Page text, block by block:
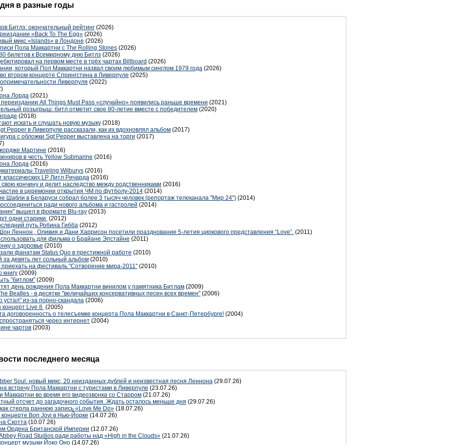
в разные годы
Битлз: окончательный рейтинг (2026)
«Back To The Egg» (2026)
микс «Islands» в Лондоне (2026)
Пола Маккартни с The Rolling Stones (2026)
билетов к Всемирному дню Битлз (2026)
на первом месте в трёх чартах Billboard (2026)
который Пол Маккартни назвал своим любимым синглом 1979 года (2026)
втором концерте Спрингстина в Ливерпуле (2025)
Ливерпуля (2022)
Лорда (2021)
All Things Must Pass «случайно» появились раньше времени (2021)
розыгрыш: битл отметит свое 80-летие вместе с победителем (2020)
(2018)
искать и слушать новую музыку (2018)
Pepper в Ливерпуле рассказали, как их вдохновлял альбом (2017)
с обложки Sgt Pepper выставлена на торги (2017)
Мартине (2016)
в честь Yellow Submarine (2016)
Лорда (2016)
Traveling Wilburys (2016)
классических LP Литл Ричарда (2016)
кончину и делит наследство между родственниками (2016)
в церемонии открытия ЧМ по футболу-2014 (2014)
Шабли в Беларуси собрал более 3 тысяч человек (репортаж телеканала "Мир 24") (2014)
ради нового альбома и гастролей (2014)
вышел в формате Blu-ray (2013)
одни старики (2012)
путь Робина Гибба (2012)
Леннон , Оливия и Дани Харрисон посетили празднование 5-летия циркового представления “Love”. (2011)
для фильма о Брайане Эпстайне (2011)
о здоровье (2010)
фанатам Status Quo в престижной работе (2010)
за девять лет сольный альбом (2010)
на фестиваль "Сотворение мира-2011" (2010)
книгу (2009)
"битлом" (2009)
день рождения Пола Маккартни винилом у памятника Битлам (2009)
Beatles - в десятке "величайших консервативных песен всех времен" (2006)
из-за порно-скандала (2006)
Live 8 (2005)
договоренность о телесъемке концерта Пола Маккартни в Санкт-Петербурге! (2004)
через интернет (2004)
чартов (2003)
последнего месяца
Soul: новый микс, 20 неизданных дублей и неизвестная песня Леннона (29.07.26)
встречу Пола Маккартни с туристами в Ливерпуле (23.07.26)
Маккартни во время его видеозвонка со Старром (21.07.26)
отсчет до загадочного события. Ждать осталось меньше дня (29.07.26)
стерла раннюю запись «Love Me Do» (18.07.26)
Bon Jovi в Нью-Йорке (14.07.26)
Скотта (10.07.26)
Ордена Британской Империи (12.07.26)
Road Studios ради работы над «High in the Clouds» (21.07.26)
музыки Йоко Оно (14.07.26)